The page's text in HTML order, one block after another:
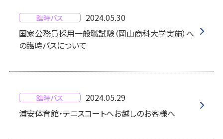
臨時バス
2024.05.30
国家公務員採用一般職試験（岡山商科大学実施）へ
の臨時バスについて
臨時バス
2024.05.29
浦安体育館・テニスコートへお越しのお客様へ